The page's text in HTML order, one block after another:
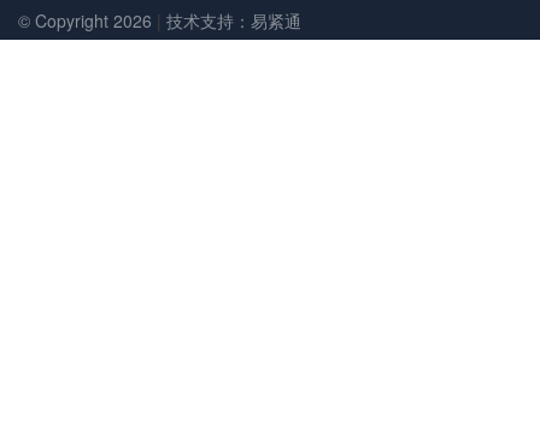
© Copyright 2026 | 技术支持：易紧通